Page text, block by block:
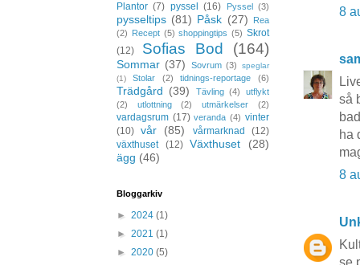
8
så
ha
8
se
Plantor (7) pyssel (16) Pyssel (3)
pysseltips (81) Påsk (27)
Rea
(2) Recept (5) shoppingtips (5) Skrot
(12)
Sofias Bod (164)
Sommar (37) Sovrum (3)
speglar
(1)
Stolar (2) tidnings-reportage (6)
Trädgård (39) Tävling (4)
utflykt
(2)
utlottning (2) utmärkelser (2)
vardagsrum (17) veranda (4) vinter
(10) vår (85) vårmarknad
(12)
växthuset
(12) Växthuset
(28)
ägg (46)
Bloggarkiv
► 2024 (1)
► 2021 (1)
► 2020 (5)